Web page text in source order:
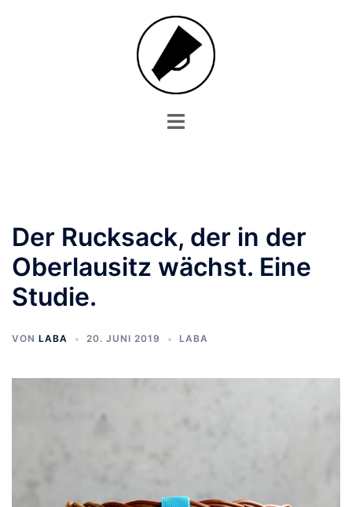
Menü
Der Rucksack, der in der
Oberlausitz wächst. Eine
Studie.
VON LABA 20. JUNI 2019 LABA